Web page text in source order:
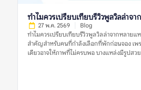
ข้อร้องเรียนซ้ำจึงสำคัญกว่ารีวิวแย่ครั้งเดียว? รี
อาจสะท้อนปัญหาจริง แต่ยังไม่เพียงพอที่จะสรุ
ไม่ดีเสมอไป ผู้เข้าพักแต่ละคนมีความคาดหวังต่
คะแนนต่ำเพราะไม่พอใจกฎบ้าน บางคนอาจเจอ
เช่น ฝนตก ไฟดับชั่วคราว หรือแม่บ้านเข้าทำควา
ปัญหาเดิมปรากฏซ้ำหลายครั้ง โดยเฉพาะในรีวิ
ทำไมควรเปรียบเทียบรีวิวพูลวิลล่าจ
27 พ.ค. 2569 Blog
ทำไมควรเปรียบเทียบรีวิวพูลวิลล่าจากหลายแ
สำคัญสำหรับคนที่กำลังเลือกที่พักก่อนจอง เพร
เดียวอาจให้ภาพที่ไม่ครบพอ บางแหล่งมีรูปสว